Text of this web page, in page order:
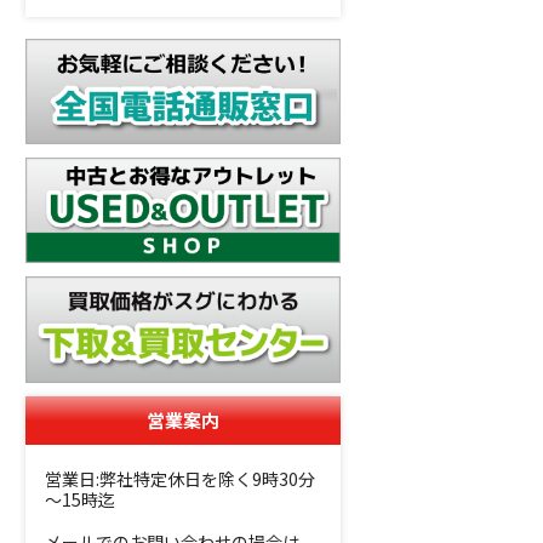
営業案内
営業日:弊社特定休日を除く9時30分
～15時迄